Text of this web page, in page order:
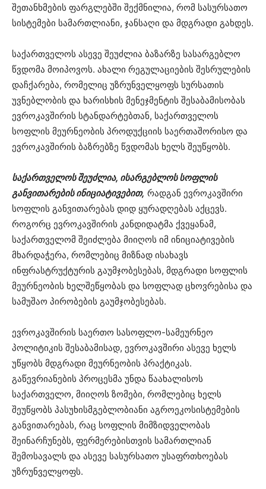
შეთანხმების ფარგლებში შექმნილია, რომ სასურსათო
სისტემები სამართლიანი, ჯანსაღი და მდგრადი გახდეს.
საქართველოს ასევე შეუძლია ბაზარზე სასარგებლო
წვდომა მოიპოვოს. ახალი რეგულაციების შესრულების
დაჩქარება, რომელიც უზრუნველყოფს სურსათის
უვნებლობის და ხარისხის მენეჯმენტის შესაბამისობას
ევროკავშირის სტანდარტებთან, საქართველოს
სოფლის მეურნეობის პროდუქციის საერთაშორისო და
ევროკავშირის ბაზრებზე წვდომას ხელს შეუწყობს.
საქართველოს შეუძლია, ისარგებლოს სოფლის
განვითარების ინიციატივებით, რადგან ევროკავშირი
სოფლის განვითარებას დიდ ყურადღებას აქცევს.
როგორც ევროკავშირის კანდიდატმა ქვეყანამ,
საქართველომ შეიძლება მიიღოს იმ ინიციატივების
მხარდაჭერა, რომლებიც მიზნად ისახავს
ინფრასტრუქტურის გაუმჯობესებას, მდგრადი სოფლის
მეურნეობის ხელშეწყობას და სოფლად ცხოვრებისა და
სამუშაო პირობების გაუმჯობესებას.
ევროკავშირის საერთო სასოფლო-სამეურნეო
პოლიტიკის შესაბამისად, ევროკავშირი ასევე ხელს
უწყობს მდგრადი მეურნეობის პრაქტიკას.
გაწევრიანების პროცესმა უნდა წაახალისოს
საქართველო, მიიღოს ზომები, რომლებიც ხელს
შეუწყობს პასუხისმგებლობიანი აგროეკოსისტემების
განვითარებას, რაც სოფლის მიმზიდველობას
შეინარჩუნებს, ფერმერებისთვის სამართლიან
შემოსავალს და ასევე სასურსათო უსაფრთხოებას
უზრუნველყოფს.